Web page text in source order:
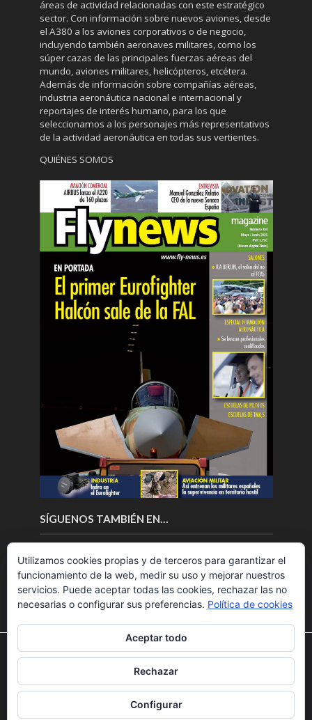
áreas de actividad relacionadas con este estratégico
sector. Con información sobre nuevos aviones, desde
el A380 a los aviones corporativos o de negocio,
incluyendo también aeronaves militares, como los
súper cazas de las principales fuerzas aéreas del
mundo, aviones militares, helicópteros, etcétera.
Además de información sobre compañías aéreas,
industria aeronáutica nacional e internacional y
reportajes de interés humano, para los que
seleccionamos a los personajes más representativos
de la actividad aeronáutica en todas sus vertientes.
QUIÉNES SOMOS
SÍGUENOS TAMBIÉN EN…
Copyright © 2018.Fly News.Noticias aerospacial
UAS aviación comercial
Utilizamos cookies para ofrecerte la mejor experiencia en
nuestra web.
Puedes aprender más sobre qué cookies utilizamos o
desactivarlas en losajustes.
Utilizamos cookies propias y de terceros para garantizar el
funcionamiento de la web, medir su uso y mejorar nuestros
servicios. Puede aceptar todas las cookies, rechazar las no
necesarias o configurar sus preferencias. Política de cookies
Aceptar todo
Rechazar
Configurar